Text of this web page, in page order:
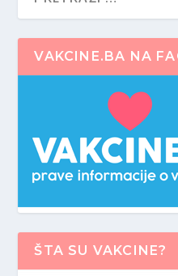
VAKCINE.BA NA
ŠTA SU VAKCINE?